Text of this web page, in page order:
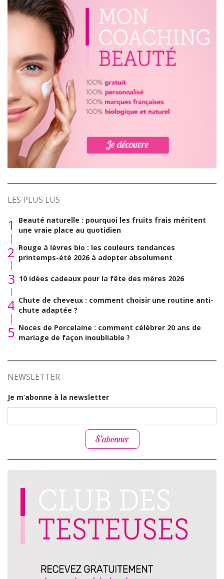
LES PLUS LUS
1
Beauté naturelle : pourquoi les fruits frais méritent
une vraie place au quotidien
2 Rouge à lèvres bio : les couleurs tendances
printemps-été 2026 à adopter absolument
3 10 idées cadeaux pour la fête des mères 2026
4 Chute de cheveux : comment choisir une routine anti-
chute adaptée ?
5 Noces de Porcelaine : comment célébrer 20 ans de
mariage de façon inoubliable ?
NEWSLETTER
Je m’abonne à la newsletter
S’abonner